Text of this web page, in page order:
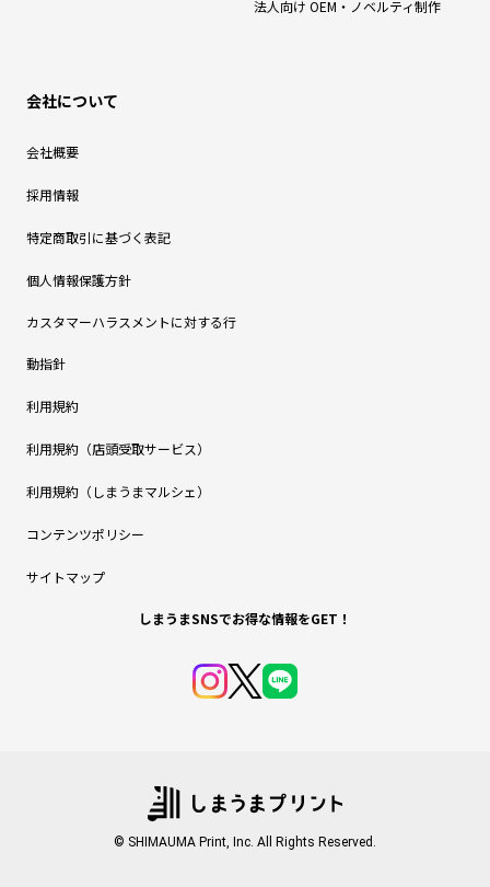
法人向け OEM・ノベルティ制作
会社について
会社概要
採用情報
特定商取引に基づく表記
個人情報保護方針
カスタマーハラスメントに対する行
動指針
利用規約
利用規約（店頭受取サービス）
利用規約（しまうまマルシェ）
コンテンツポリシー
サイトマップ
しまうまSNSでお得な情報をGET！
© SHIMAUMA Print, Inc. All Rights Reserved.